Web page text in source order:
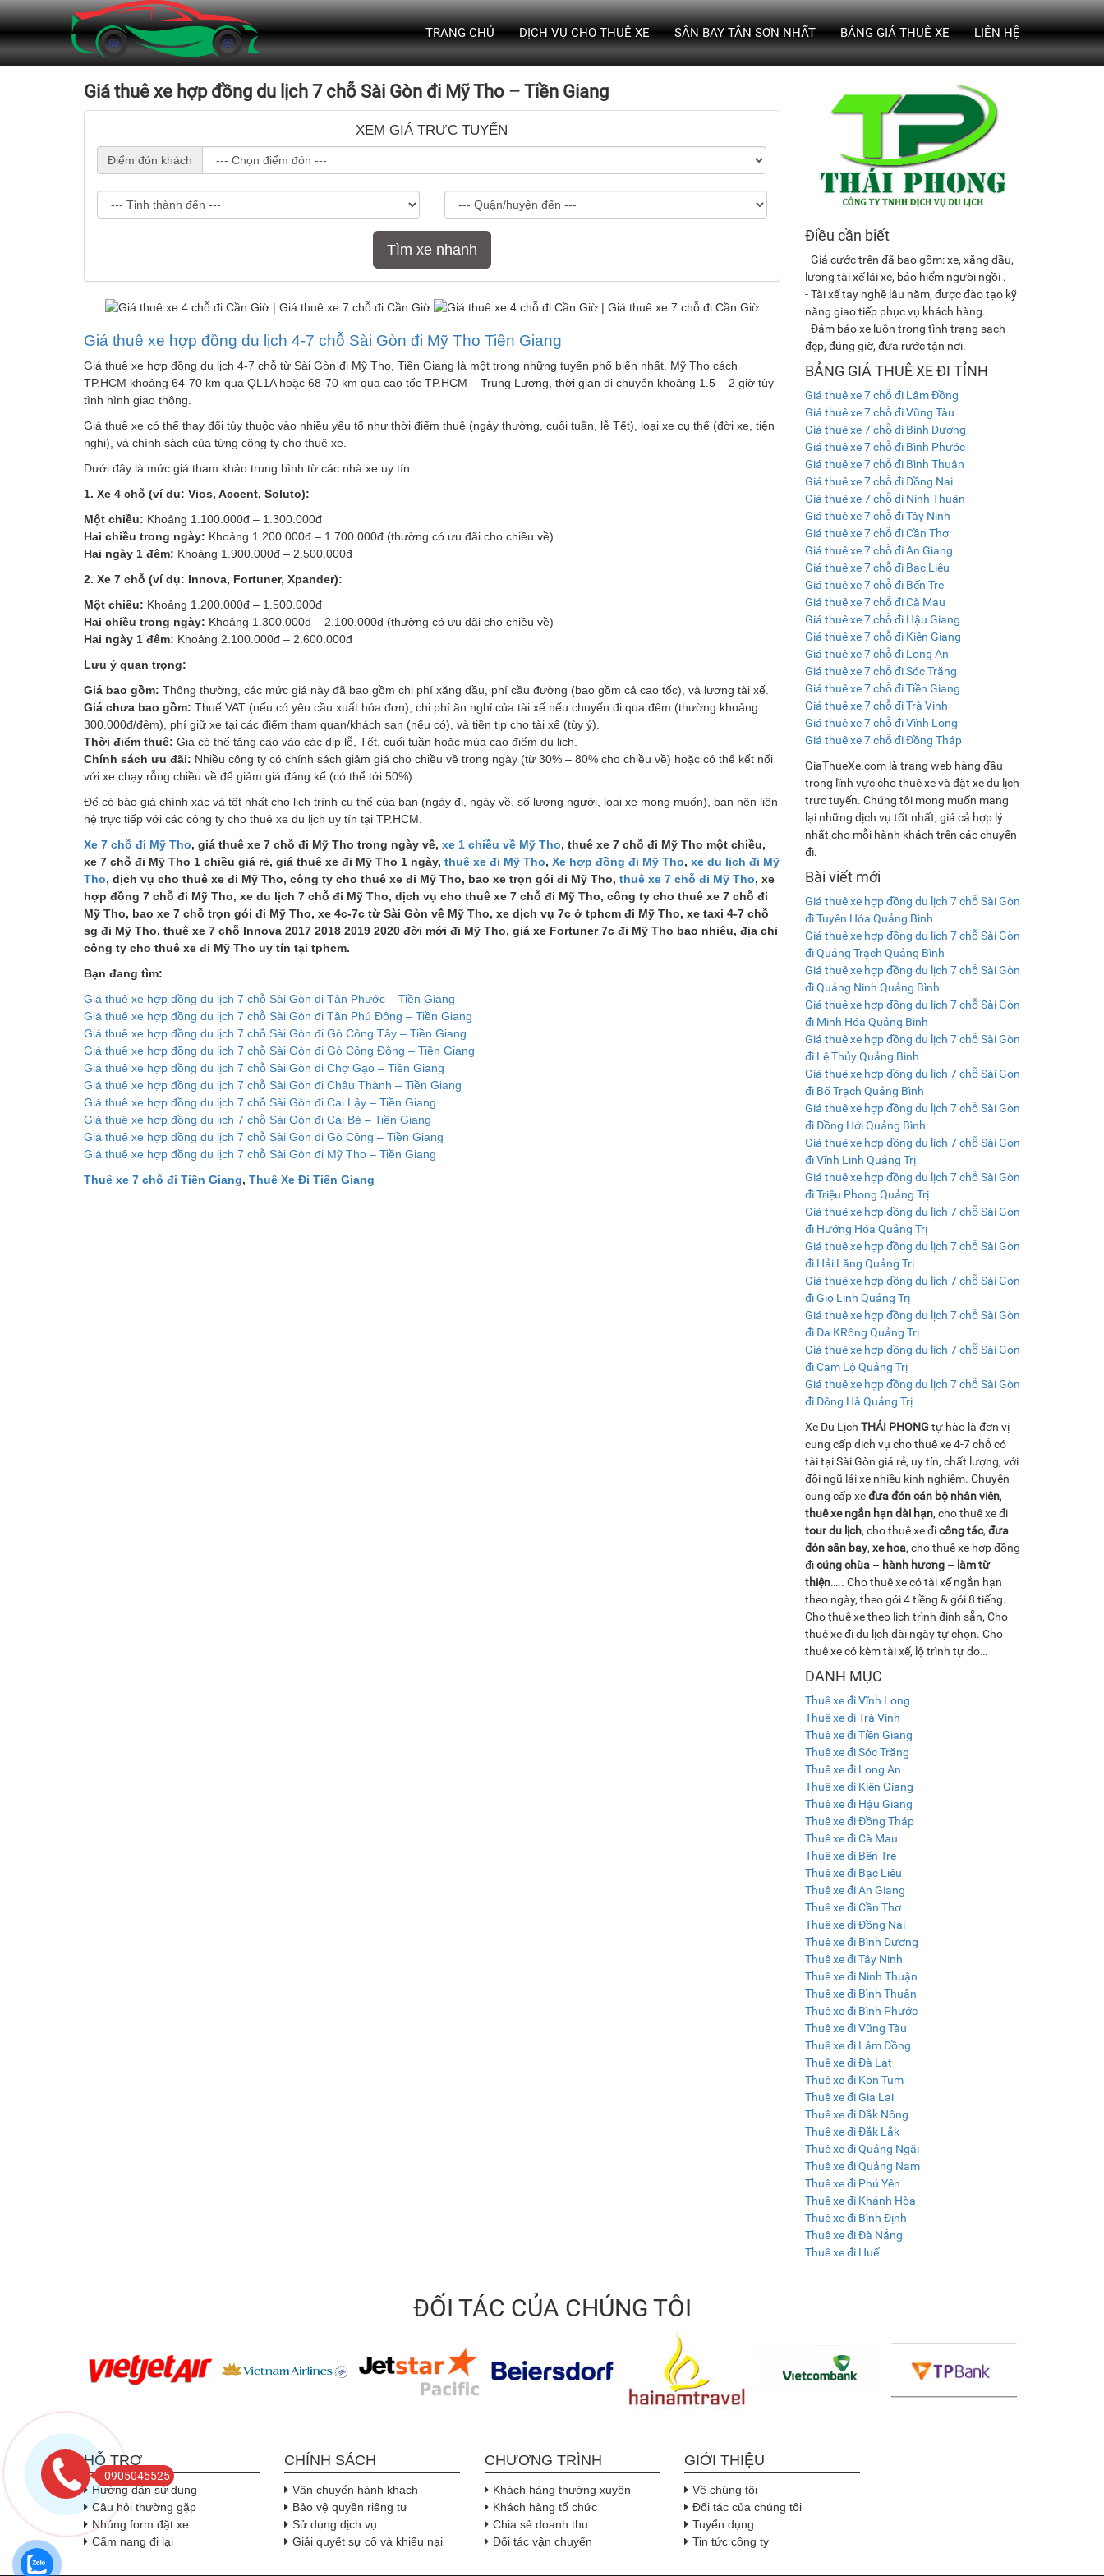
TRANG CHỦ DỊCH VỤ CHO THUÊ XE SÂN BAY TÂN SƠN NHẤT BẢNG GIÁ THUÊ XE LIÊN HỆ
Giá thuê xe hợp đồng du lịch 7 chỗ Sài Gòn đi Mỹ Tho – Tiền Giang
XEM GIÁ TRỰC TUYẾN
Điểm đón khách
Tìm xe nhanh
Giá thuê xe hợp đồng du lịch 4-7 chỗ Sài Gòn đi Mỹ Tho Tiền Giang
Giá thuê xe hợp đồng du lịch 4-7 chỗ từ Sài Gòn đi Mỹ Tho, Tiền Giang là một trong những tuyến phổ biến nhất. Mỹ Tho cách
TP.HCM khoảng 64-70 km qua QL1A hoặc 68-70 km qua cao tốc TP.HCM – Trung Lương, thời gian di chuyển khoảng 1.5 – 2 giờ tùy
tình hình giao thông.
Giá thuê xe có thể thay đổi tùy thuộc vào nhiều yếu tố như thời điểm thuê (ngày thường, cuối tuần, lễ Tết), loại xe cụ thể (đời xe, tiện
nghi), và chính sách của từng công ty cho thuê xe.
Dưới đây là mức giá tham khảo trung bình từ các nhà xe uy tín:
1. Xe 4 chỗ (ví dụ: Vios, Accent, Soluto):
Một chiều: Khoảng 1.100.000đ – 1.300.000đ
Hai chiều trong ngày: Khoảng 1.200.000đ – 1.700.000đ (thường có ưu đãi cho chiều về)
Hai ngày 1 đêm: Khoảng 1.900.000đ – 2.500.000đ
2. Xe 7 chỗ (ví dụ: Innova, Fortuner, Xpander):
Một chiều: Khoảng 1.200.000đ – 1.500.000đ
Hai chiều trong ngày: Khoảng 1.300.000đ – 2.100.000đ (thường có ưu đãi cho chiều về)
Hai ngày 1 đêm: Khoảng 2.100.000đ – 2.600.000đ
Lưu ý quan trọng:
Giá bao gồm: Thông thường, các mức giá này đã bao gồm chi phí xăng dầu, phí cầu đường (bao gồm cả cao tốc), và lương tài xế.
Giá chưa bao gồm: Thuế VAT (nếu có yêu cầu xuất hóa đơn), chi phí ăn nghỉ của tài xế nếu chuyến đi qua đêm (thường khoảng
300.000đ/đêm), phí giữ xe tại các điểm tham quan/khách sạn (nếu có), và tiền tip cho tài xế (tùy ý).
Thời điểm thuê: Giá có thể tăng cao vào các dịp lễ, Tết, cuối tuần hoặc mùa cao điểm du lịch.
Chính sách ưu đãi: Nhiều công ty có chính sách giảm giá cho chiều về trong ngày (từ 30% – 80% cho chiều về) hoặc có thể kết nối
với xe chạy rỗng chiều về để giảm giá đáng kể (có thể tới 50%).
Để có báo giá chính xác và tốt nhất cho lịch trình cụ thể của bạn (ngày đi, ngày về, số lượng người, loại xe mong muốn), bạn nên liên
hệ trực tiếp với các công ty cho thuê xe du lịch uy tín tại TP.HCM.
Xe 7 chỗ đi Mỹ Tho, giá thuê xe 7 chỗ đi Mỹ Tho trong ngày về, xe 1 chiều về Mỹ Tho, thuê xe 7 chỗ đi Mỹ Tho một chiều,
xe 7 chỗ đi Mỹ Tho 1 chiều giá rẻ, giá thuê xe đi Mỹ Tho 1 ngày, thuê xe đi Mỹ Tho, Xe hợp đồng đi Mỹ Tho, xe du lịch đi Mỹ
Tho, dịch vụ cho thuê xe đi Mỹ Tho, công ty cho thuê xe đi Mỹ Tho, bao xe trọn gói đi Mỹ Tho, thuê xe 7 chỗ đi Mỹ Tho, xe
hợp đồng 7 chỗ đi Mỹ Tho, xe du lịch 7 chỗ đi Mỹ Tho, dịch vụ cho thuê xe 7 chỗ đi Mỹ Tho, công ty cho thuê xe 7 chỗ đi
Mỹ Tho, bao xe 7 chỗ trọn gói đi Mỹ Tho, xe 4c-7c từ Sài Gòn về Mỹ Tho, xe dịch vụ 7c ở tphcm đi Mỹ Tho, xe taxi 4-7 chỗ
sg đi Mỹ Tho, thuê xe 7 chỗ Innova 2017 2018 2019 2020 đời mới đi Mỹ Tho, giá xe Fortuner 7c đi Mỹ Tho bao nhiêu, địa chỉ
công ty cho thuê xe đi Mỹ Tho uy tín tại tphcm.
Bạn đang tìm:
Giá thuê xe hợp đồng du lịch 7 chỗ Sài Gòn đi Tân Phước – Tiền Giang
Giá thuê xe hợp đồng du lịch 7 chỗ Sài Gòn đi Tân Phú Đông – Tiền Giang
Giá thuê xe hợp đồng du lịch 7 chỗ Sài Gòn đi Gò Công Tây – Tiền Giang
Giá thuê xe hợp đồng du lịch 7 chỗ Sài Gòn đi Gò Công Đông – Tiền Giang
Giá thuê xe hợp đồng du lịch 7 chỗ Sài Gòn đi Chợ Gạo – Tiền Giang
Giá thuê xe hợp đồng du lịch 7 chỗ Sài Gòn đi Châu Thành – Tiền Giang
Giá thuê xe hợp đồng du lịch 7 chỗ Sài Gòn đi Cai Lậy – Tiền Giang
Giá thuê xe hợp đồng du lịch 7 chỗ Sài Gòn đi Cái Bè – Tiền Giang
Giá thuê xe hợp đồng du lịch 7 chỗ Sài Gòn đi Gò Công – Tiền Giang
Giá thuê xe hợp đồng du lịch 7 chỗ Sài Gòn đi Mỹ Tho – Tiền Giang
Thuê xe 7 chỗ đi Tiền Giang, Thuê Xe Đi Tiền Giang
Điều cần biết
- Giá cước trên đã bao gồm: xe, xăng dầu,
lương tài xế lái xe, bảo hiểm người ngồi .
- Tài xế tay nghề lâu năm, được đào tạo kỹ
năng giao tiếp phục vụ khách hàng.
- Đảm bảo xe luôn trong tình trạng sạch
đẹp, đúng giờ, đưa rước tận nơi.
BẢNG GIÁ THUÊ XE ĐI TỈNH
Giá thuê xe 7 chỗ đi Lâm Đồng
Giá thuê xe 7 chỗ đi Vũng Tàu
Giá thuê xe 7 chỗ đi Bình Dương
Giá thuê xe 7 chỗ đi Bình Phước
Giá thuê xe 7 chỗ đi Bình Thuận
Giá thuê xe 7 chỗ đi Đồng Nai
Giá thuê xe 7 chỗ đi Ninh Thuận
Giá thuê xe 7 chỗ đi Tây Ninh
Giá thuê xe 7 chỗ đi Cần Thơ
Giá thuê xe 7 chỗ đi An Giang
Giá thuê xe 7 chỗ đi Bạc Liêu
Giá thuê xe 7 chỗ đi Bến Tre
Giá thuê xe 7 chỗ đi Cà Mau
Giá thuê xe 7 chỗ đi Hậu Giang
Giá thuê xe 7 chỗ đi Kiên Giang
Giá thuê xe 7 chỗ đi Long An
Giá thuê xe 7 chỗ đi Sóc Trăng
Giá thuê xe 7 chỗ đi Tiền Giang
Giá thuê xe 7 chỗ đi Trà Vinh
Giá thuê xe 7 chỗ đi Vĩnh Long
Giá thuê xe 7 chỗ đi Đồng Tháp
GiaThueXe.com là trang web hàng đầu
trong lĩnh vực cho thuê xe và đặt xe du lịch
trực tuyến. Chúng tôi mong muốn mang
lại những dịch vụ tốt nhất, giá cả hợp lý
nhất cho mỗi hành khách trên các chuyến
đi.
Bài viết mới
Giá thuê xe hợp đồng du lịch 7 chỗ Sài Gòn
đi Tuyên Hóa Quảng Bình
Giá thuê xe hợp đồng du lịch 7 chỗ Sài Gòn
đi Quảng Trạch Quảng Bình
Giá thuê xe hợp đồng du lịch 7 chỗ Sài Gòn
đi Quảng Ninh Quảng Bình
Giá thuê xe hợp đồng du lịch 7 chỗ Sài Gòn
đi Minh Hóa Quảng Bình
Giá thuê xe hợp đồng du lịch 7 chỗ Sài Gòn
đi Lệ Thủy Quảng Bình
Giá thuê xe hợp đồng du lịch 7 chỗ Sài Gòn
đi Bố Trạch Quảng Bình
Giá thuê xe hợp đồng du lịch 7 chỗ Sài Gòn
đi Đồng Hới Quảng Bình
Giá thuê xe hợp đồng du lịch 7 chỗ Sài Gòn
đi Vĩnh Linh Quảng Trị
Giá thuê xe hợp đồng du lịch 7 chỗ Sài Gòn
đi Triệu Phong Quảng Trị
Giá thuê xe hợp đồng du lịch 7 chỗ Sài Gòn
đi Hướng Hóa Quảng Trị
Giá thuê xe hợp đồng du lịch 7 chỗ Sài Gòn
đi Hải Lăng Quảng Trị
Giá thuê xe hợp đồng du lịch 7 chỗ Sài Gòn
đi Gio Linh Quảng Trị
Giá thuê xe hợp đồng du lịch 7 chỗ Sài Gòn
đi Đa KRông Quảng Trị
Giá thuê xe hợp đồng du lịch 7 chỗ Sài Gòn
đi Cam Lộ Quảng Trị
Giá thuê xe hợp đồng du lịch 7 chỗ Sài Gòn
đi Đông Hà Quảng Trị
Xe Du Lịch THÁI PHONG tự hào là đơn vị
cung cấp dịch vụ cho thuê xe 4-7 chỗ có
tài tại Sài Gòn giá rẻ, uy tín, chất lượng, với
đội ngũ lái xe nhiều kinh nghiệm. Chuyên
cung cấp xeđưa đón cán bộ nhân viên,
thuê xe ngắn hạn dài hạn, cho thuê xe đi
tour du lịch, cho thuê xe đicông tác, đưa
đón sân bay, xe hoa, cho thuê xe hợp đồng
đicúng chùa– hành hương– làm từ
thiện….. Cho thuê xe có tài xế ngắn hạn
theo ngày, theo gói 4 tiềng & gói 8 tiếng.
Cho thuê xe theo lịch trình định sẵn, Cho
thuê xe đi du lịch dài ngày tự chọn. Cho
thuê xe có kèm tài xế, lộ trình tự do…
DANH MỤC
Thuê xe đi Vĩnh Long
Thuê xe đi Trà Vinh
Thuê xe đi Tiền Giang
Thuê xe đi Sóc Trăng
Thuê xe đi Long An
Thuê xe đi Kiên Giang
Thuê xe đi Hậu Giang
Thuê xe đi Đồng Tháp
Thuê xe đi Cà Mau
Thuê xe đi Bến Tre
Thuê xe đi Bạc Liêu
Thuê xe đi An Giang
Thuê xe đi Cần Thơ
Thuê xe đi Đồng Nai
Thuê xe đi Bình Dương
Thuê xe đi Tây Ninh
Thuê xe đi Ninh Thuận
Thuê xe đi Bình Thuận
Thuê xe đi Bình Phước
Thuê xe đi Vũng Tàu
Thuê xe đi Lâm Đồng
Thuê xe đi Đà Lạt
Thuê xe đi Kon Tum
Thuê xe đi Gia Lai
Thuê xe đi Đắk Nông
Thuê xe đi Đắk Lắk
Thuê xe đi Quảng Ngãi
Thuê xe đi Quảng Nam
Thuê xe đi Phú Yên
Thuê xe đi Khánh Hòa
Thuê xe đi Bình Định
Thuê xe đi Đà Nẵng
Thuê xe đi Huế
ĐỐI TÁC CỦA CHÚNG TÔI
HỖ TRỢ
Hướng dẫn sử dụng
Câu hỏi thường gặp
Nhúng form đặt xe
Cẩm nang đi lại
CHÍNH SÁCH
Vận chuyển hành khách
Bảo vệ quyền riêng tư
Sử dụng dịch vụ
Giải quyết sự cố và khiếu nại
CHƯƠNG TRÌNH
Khách hàng thường xuyên
Khách hàng tổ chức
Chia sẻ doanh thu
Đối tác vận chuyển
GIỚI THIỆU
Về chúng tôi
Đối tác của chúng tôi
Tuyển dụng
Tin tức công ty
0905045525